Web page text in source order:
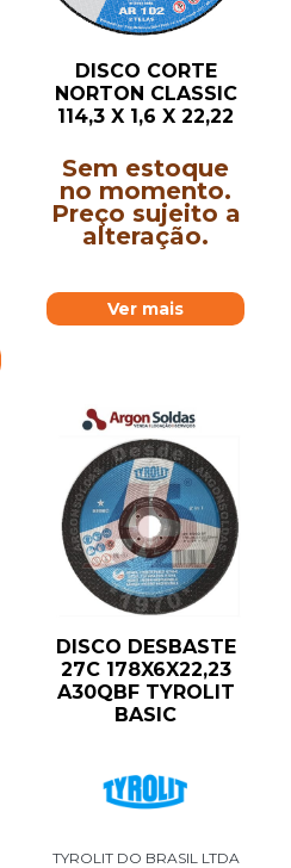
DISCO CORTE
NORTON CLASSIC
114,3 X 1,6 X 22,22
Sem estoque
no momento.
Preço sujeito a
alteração.
Ver mais
DISCO DESBASTE
27C 178X6X22,23
A30QBF TYROLIT
BASIC
TYROLIT DO BRASIL LTDA